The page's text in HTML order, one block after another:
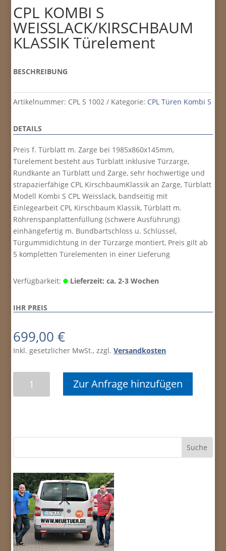
CPL KOMBI S
WEISSLACK/KIRSCHBAUM
KLASSIK Türelement
BESCHREIBUNG
Artikelnummer: CPL S 1002 Kategorie: CPL Türen Kombi S
DETAILS
Preis f. Türblatt m. Zarge bei 1985x860x145mm,
Türelement besteht aus Türblatt inklusive Türzarge,
Rundkante an Türblatt und Zarge, sehr hochwertige und
strapazierfähige CPL KirschbaumKlassik an Zarge, Türblatt
Modell Kombi S CPL Weisslack, bandseitig mit
Einlegearbeit CPL Kirschbaum Klassik, Türblatt m.
Röhrenspanplattenfüllung (schwere Ausführung)
einhängefertig m. Bundbartschloss u. Schlüssel,
Türgummidichtung in der Türzarge montiert, Preis gilt ab
5 kompletten Türelementen in einer Lieferung
Verfügbarkeit: Lieferzeit: ca. 2-3 Wochen
IHR PREIS
699,00€
Inkl. gesetzlicher MwSt., zzgl.Versandkosten
KOMBI
Türelement
Zur Anfrage hinzufügen